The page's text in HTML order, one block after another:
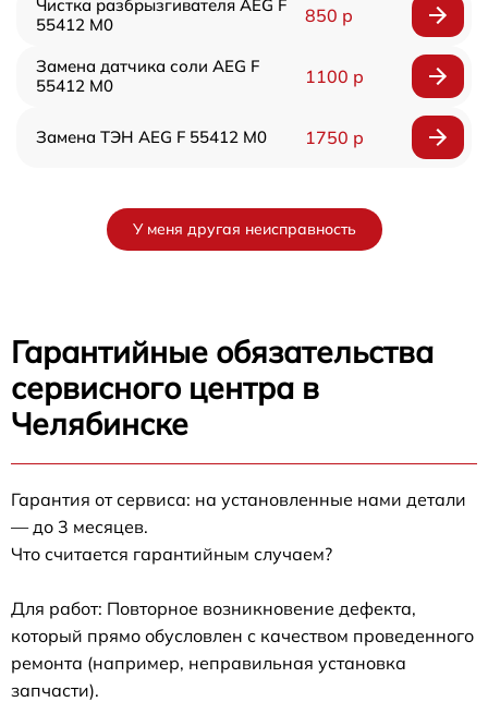
Чистка разбрызгивателя AEG F
55412 M0
850 р
Замена датчика соли AEG F
55412 M0
1100 р
Замена ТЭН AEG F 55412 M0 1750 р
У меня другая неисправность
Гарантийные обязательства
сервисного центра в
Челябинске
Гарантия от сервиса: на установленные нами детали
— до 3 месяцев.
Что считается гарантийным случаем?
Для работ: Повторное возникновение дефекта,
который прямо обусловлен с качеством проведенного
ремонта (например, неправильная установка
запчасти).